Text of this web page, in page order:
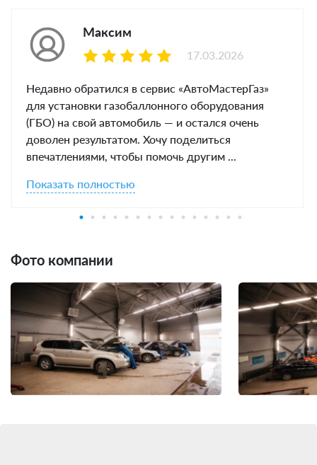
Максим
Недавно обратился в сервис «АвтоМастерГаз»
для установки газобаллонного оборудования
(ГБО) на свой автомобиль — и остался очень
доволен результатом. Хочу поделиться
впечатлениями, чтобы помочь другим ...
Показать полностью
17.03.2026
Фото компании